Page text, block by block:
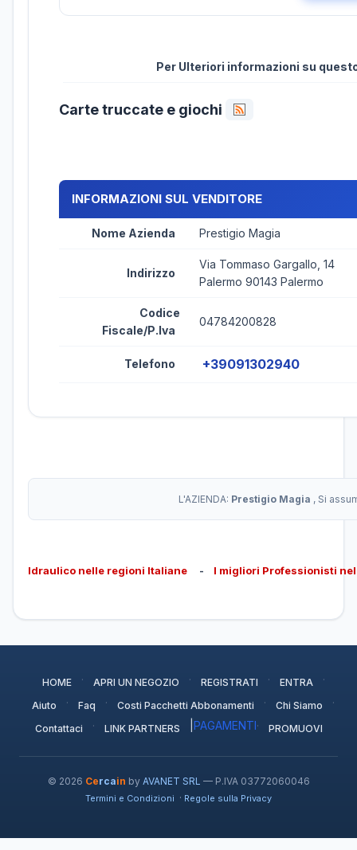
Per Ulteriori informazioni su
Carte truccate e giochi
INFORMAZIONI SUL VENDITORE
Nome Azienda Prestigio Magia
Indirizzo
Via Tommaso Gargallo, 14
Palermo 90143 Palermo
Codice
Fiscale/P.Iva
04784200828
Telefono +39091302940
L'AZIENDA: Prestigio Magia , Si
Idraulico nelle regioni Italiane - I migliori Professionisti
HOME · APRI UN NEGOZIO · REGISTRATI · ENTRA ·
Aiuto · Faq · Costi Pacchetti Abbonamenti · Chi Siamo ·
Contattaci · LINK PARTNERS PAGAMENTI· PROMUOVI
© 2026 Cercain by AVANET SRL — P.IVA 03772060046
Termini e Condizioni · Regole sulla Privacy